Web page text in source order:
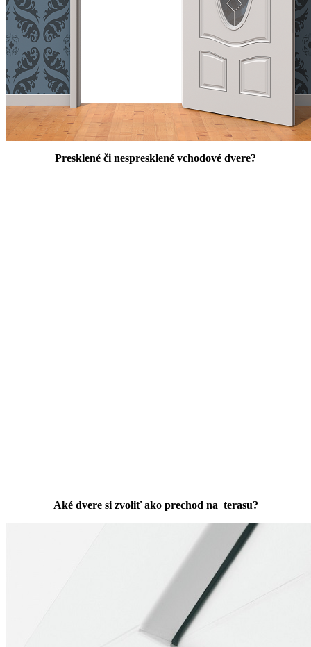
Presklené či nespresklené vchodové dvere?
Aké dvere si zvoliť ako prechod na terasu?